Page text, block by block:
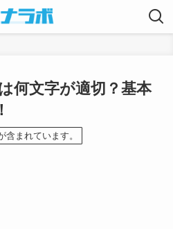
何文字が適切？基本
まれています。